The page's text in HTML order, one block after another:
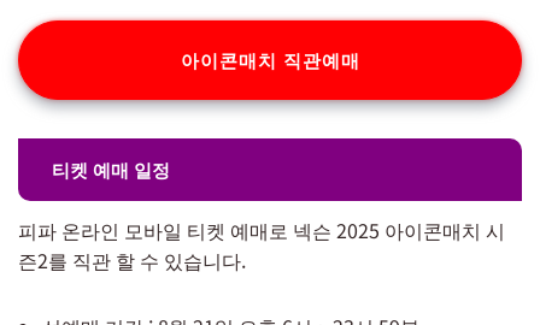
아이콘매치 직관예매
티켓 예매 일정
피파 온라인 모바일 티켓 예매로 넥슨 2025 아이콘매치 시
즌2를 직관 할 수 있습니다.